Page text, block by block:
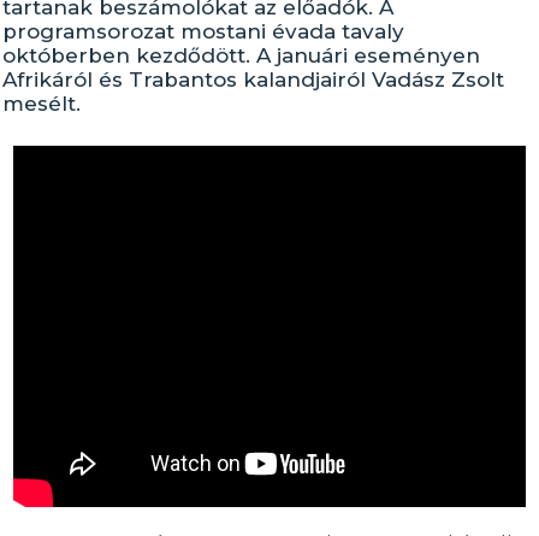
tartanak beszámolókat az előadók. A
programsorozat mostani évada tavaly
októberben kezdődött. A januári eseményen
Afrikáról és Trabantos kalandjairól Vadász Zsolt
mesélt.